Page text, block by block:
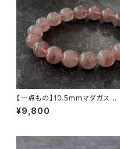
【一点もの】10.5mmマダガスカ
ル産 ディープ・ローズクォーツ
ブレスレット【鑑別済み】
¥9,800